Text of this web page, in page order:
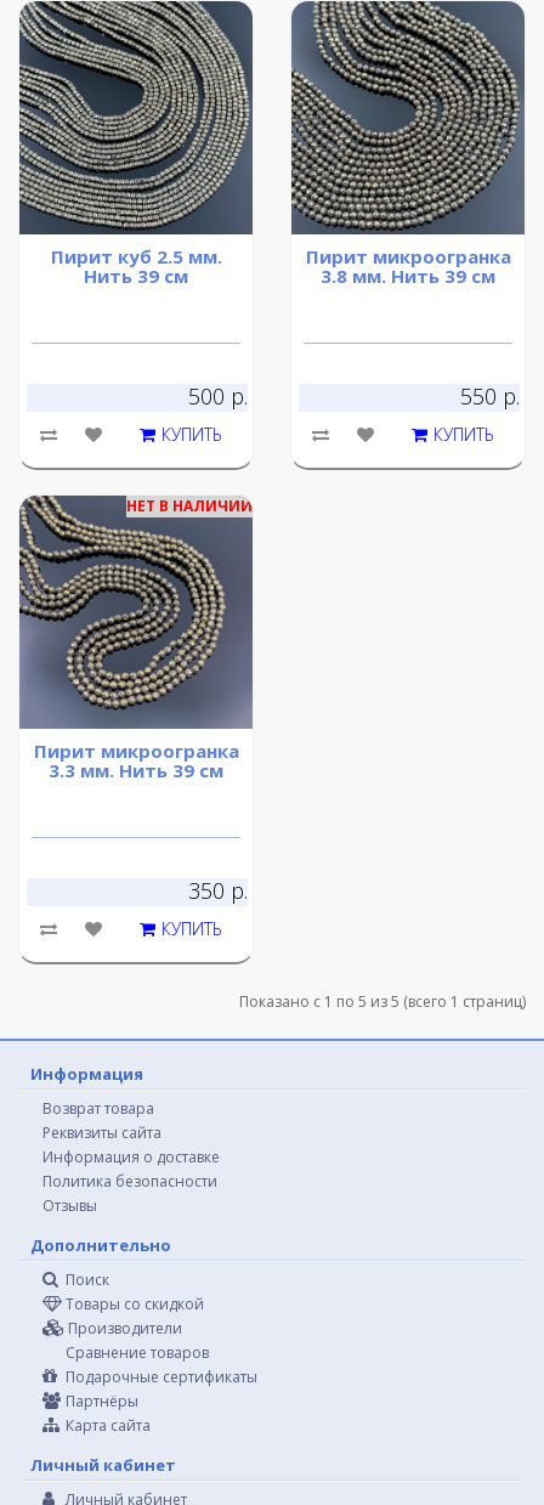
Пирит куб 2.5 мм.
Нить 39 см
500 р.
КУПИТЬ
Пирит микроогранка
3.8 мм. Нить 39 см
550 р.
КУПИТЬ
НЕТ В НАЛИЧИИ
Пирит микроогранка
3.3 мм. Нить 39 см
350 р.
КУПИТЬ
Показано с 1 по 5 из 5 (всего 1 страниц)
Информация
Возврат товара
Реквизиты сайта
Информация о доставке
Политика безопасности
Отзывы
Дополнительно
Поиск
Товары со скидкой
Производители
Сравнение товаров
Подарочные сертификаты
Партнёры
Карта сайта
Личный кабинет
Личный кабинет